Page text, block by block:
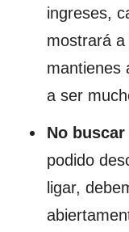
ingreses,
mostrará
mantienes
a ser
No
podido
ligar,